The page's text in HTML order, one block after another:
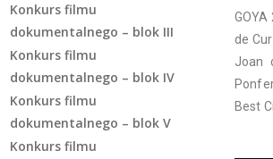
de
Joan
Best
Konkurs filmu
dokumentalnego – blok III
Konkurs filmu
dokumentalnego – blok IV
Konkurs filmu
dokumentalnego – blok V
Konkurs filmu